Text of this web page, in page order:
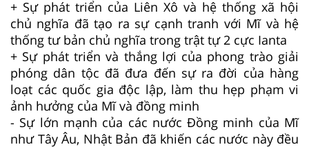
+ Sự phát triển của Liên Xô và hệ thống xã hội
chủ nghĩa đã tạo ra sự cạnh tranh với Mĩ và hệ
thống tư bản chủ nghĩa trong trật tự 2 cực Ianta
+ Sự phát triển và thắng lợi của phong trào giải
phóng dân tộc đã đưa đến sự ra đời của hàng
loạt các quốc gia độc lập, làm thu hẹp phạm vi
ảnh hưởng của Mĩ và đồng minh
- Sự lớn mạnh của các nước Đồng minh của Mĩ
như Tây Âu, Nhật Bản đã khiến các nước này đều